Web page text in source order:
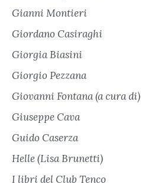
Gianni Montieri
Giordano Casiraghi
Giorgia Biasini
Giorgio Pezzana
Giovanni Fontana (a cura di)
Giuseppe Cava
Guido Caserza
Helle (Lisa Brunetti)
I libri del Club Tenco